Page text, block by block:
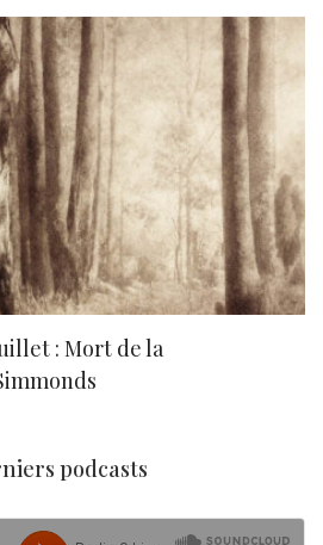
: Mort de la
podcasts